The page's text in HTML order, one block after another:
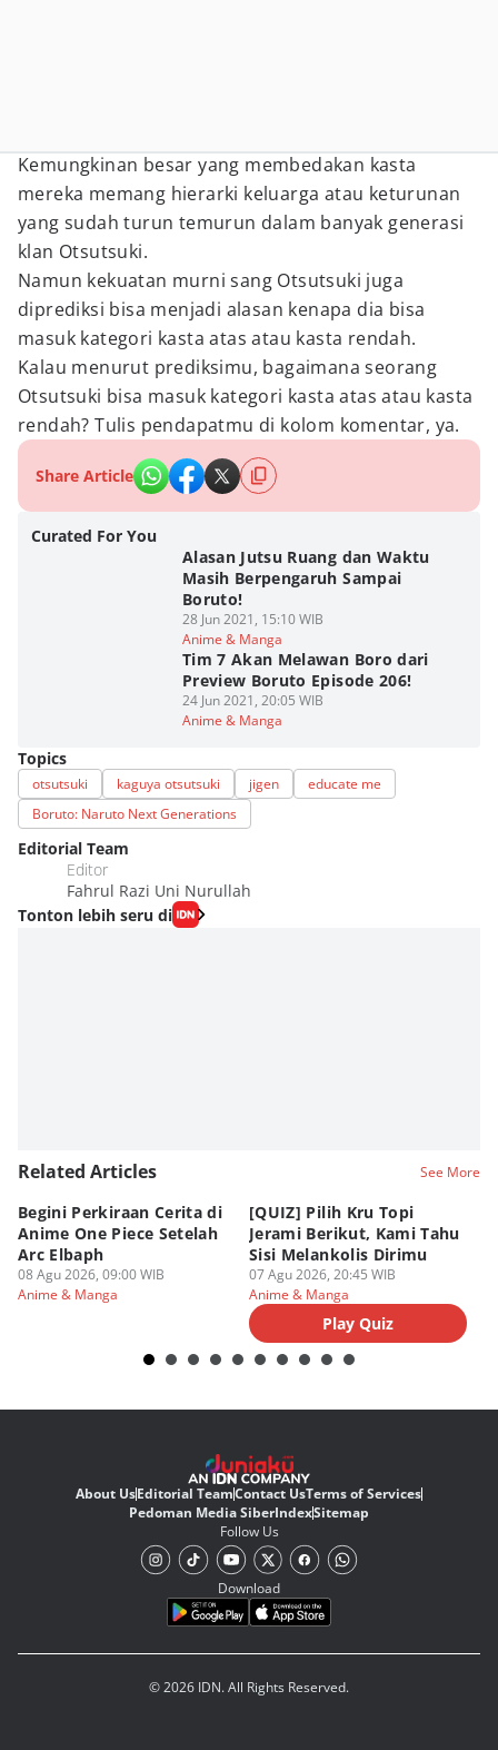
Kemungkinan besar yang membedakan kasta
mereka memang hierarki keluarga atau keturunan
yang sudah turun temurun dalam banyak generasi
klan Otsutsuki.
Namun kekuatan murni sang Otsutsuki juga
diprediksi bisa menjadi alasan kenapa dia bisa
masuk kategori kasta atas atau kasta rendah.
Kalau menurut prediksimu, bagaimana seorang
Otsutsuki bisa masuk kategori kasta atas atau kasta
rendah? Tulis pendapatmu di kolom komentar, ya.
Share Article
Curated For You
Alasan Jutsu Ruang dan Waktu
Masih Berpengaruh Sampai
Boruto!
28 Jun 2021, 15:10 WIB
Anime & Manga
Tim 7 Akan Melawan Boro dari
Preview Boruto Episode 206!
24 Jun 2021, 20:05 WIB
Anime & Manga
Topics
otsutsuki kaguya otsutsuki jigen
educate me
Boruto: Naruto Next Generations
Editorial Team
Editor
Fahrul Razi Uni Nurullah
Tonton lebih seru di
Related Articles See More
Begini Perkiraan Cerita di
Anime One Piece Setelah
Arc Elbaph
08 Agu 2026, 09:00 WIB
Anime & Manga
[QUIZ] Pilih Kru Topi
Jerami Berikut, Kami Tahu
Sisi Melankolis Dirimu
07 Agu 2026, 20:45 WIB
Anime & Manga
Play Quiz
About UsEditorial TeamContact UsTerms of Services
Pedoman Media SiberIndexSitemap
Follow Us
Download
© 2026 IDN. All Rights Reserved.